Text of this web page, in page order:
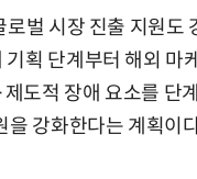
벌 시장 진출 지원도
획 단계부터 해외 마
도적 장애 요소를 단
을 강화한다는 계획이